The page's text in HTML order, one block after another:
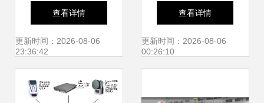
计中的研究 专业建
模方法与实战技巧
查看详情
更新时间：2026-08-06
23:36:42
与计算机软件研发
的协同发展之路
查看详情
更新时间：2026-08-06
00:26:10